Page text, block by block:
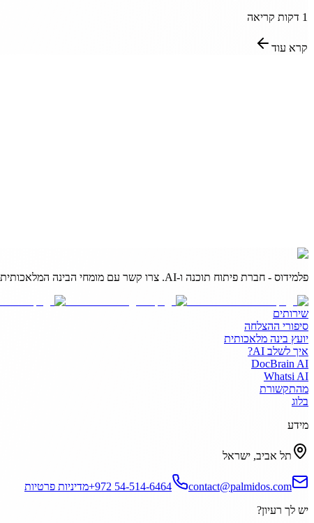
1 דקות קריאה
קרא עוד
פלמידוס - חברת פיתוח תוכנה ו-AI. צרו קשר עם מומחי הבינה המלאכותית שלנו להפוך רעיונות למציאות.
שירותים
סיפורי ההצלחה
יועץ בינה מלאכותית
איך לשלב AI?
DocBrain AI
Whatsi AI
מהתקשורת
בלוג
מידע
תל אביב, ישראל
contact@palmidos.com
+972 54-514-6464מדיניות פרטיות
יש לך רעיון?